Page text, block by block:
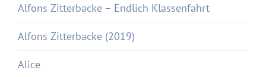
Alfons Zitterbacke – Endlich Klassenfahrt
Alfons Zitterbacke (2019)
Alice